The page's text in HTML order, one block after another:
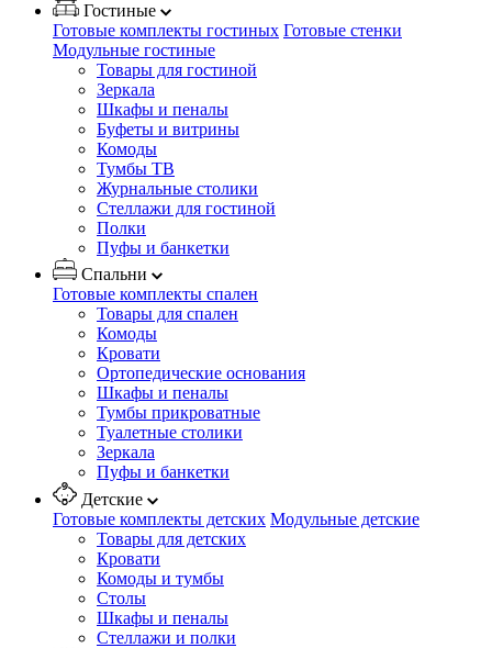
Гостиные
Готовые комплекты гостиных Готовые стенки
Модульные гостиные
Товары для гостиной
Зеркала
Шкафы и пеналы
Буфеты и витрины
Комоды
Тумбы ТВ
Журнальные столики
Стеллажи для гостиной
Полки
Пуфы и банкетки
Спальни
Готовые комплекты спален
Товары для спален
Комоды
Кровати
Ортопедические основания
Шкафы и пеналы
Тумбы прикроватные
Туалетные столики
Зеркала
Пуфы и банкетки
Детские
Готовые комплекты детских Модульные детские
Товары для детских
Кровати
Комоды и тумбы
Столы
Шкафы и пеналы
Стеллажи и полки